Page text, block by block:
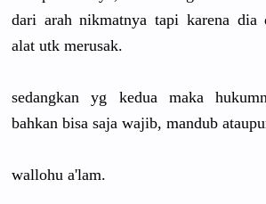
dari arah nikmatnya tapi karena dia
alat utk merusak.
sedangkan yg kedua maka
bahkan bisa saja wajib, mandub
wallohu a'lam.